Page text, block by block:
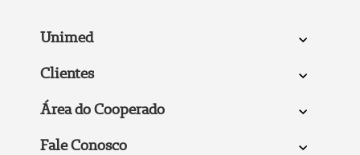
Unimed
Clientes
Área do Cooperado
Fale Conosco